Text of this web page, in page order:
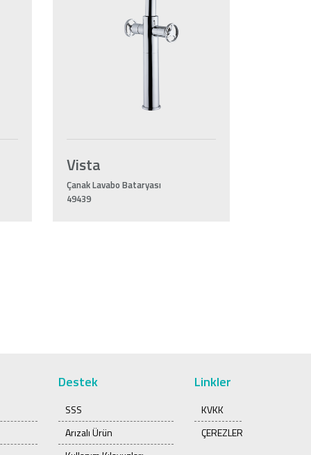
Vista
Çanak Lavabo Bataryası
49439
Destek
SSS
Arızalı Ürün
Linkler
KVKK
ÇEREZLER